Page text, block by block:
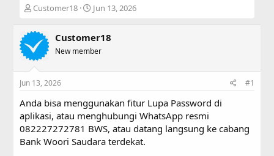
T
r
e
a
d
t
r
t
e
r
Customer18
S
r
t
a
Jun 13, 2026
Customer18
New member
Jun 13, 2026 #1
Anda bisa menggunakan fitur Lupa Password di
aplikasi, atau menghubungi WhatsApp resmi
082227272781 BWS, atau datang langsung ke cabang
Bank Woori Saudara terdekat.